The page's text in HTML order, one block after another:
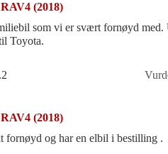
(2018)
som vi er svært fornøyd med.
Toyota.
(2018)
fornøyd og har en elbil i bestilling .